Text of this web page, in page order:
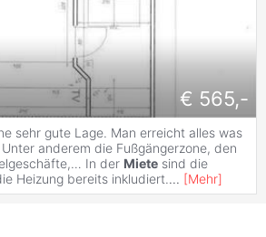
€ 565,-
sehr gute Lage. Man erreicht alles was
anderem die Fußgängerzone, den
In der Miete sind die
Heizung bereits inkludiert.... [Mehr]